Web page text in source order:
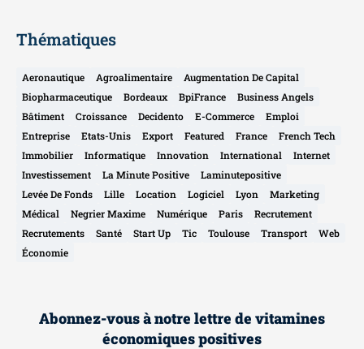
Thématiques
Aeronautique Agroalimentaire
Augmentation De Capital
Biopharmaceutique
Bordeaux BpiFrance
Business Angels
Bâtiment
Croissance Decidento E-Commerce
Emploi
Entreprise
Etats-Unis Export Featured France
French Tech
Immobilier
Informatique Innovation International
Internet
Investissement
La Minute Positive
Laminutepositive
Levée De Fonds
Lille Location Logiciel Lyon
Marketing
Médical
Negrier Maxime Numérique Paris
Recrutement
Recrutements
Santé Start Up Tic Toulouse Transport
Web
Économie
Abonnez-vous à notre lettre de vitamines
économiques positives